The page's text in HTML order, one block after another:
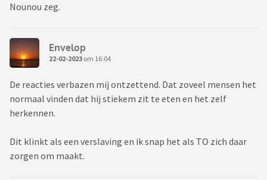
Nounou zeg.
Envelop
22-02-2023 om 16:04
De reacties verbazen mij ontzettend. Dat zoveel mensen het
normaal vinden dat hij stiekem zit te eten en het zelf
herkennen.
Dit klinkt als een verslaving en ik snap het als TO zich daar
zorgen om maakt.